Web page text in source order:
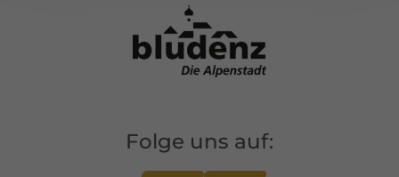
Folge uns auf: